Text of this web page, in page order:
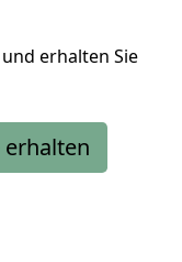
erhalten Sie
erhalten